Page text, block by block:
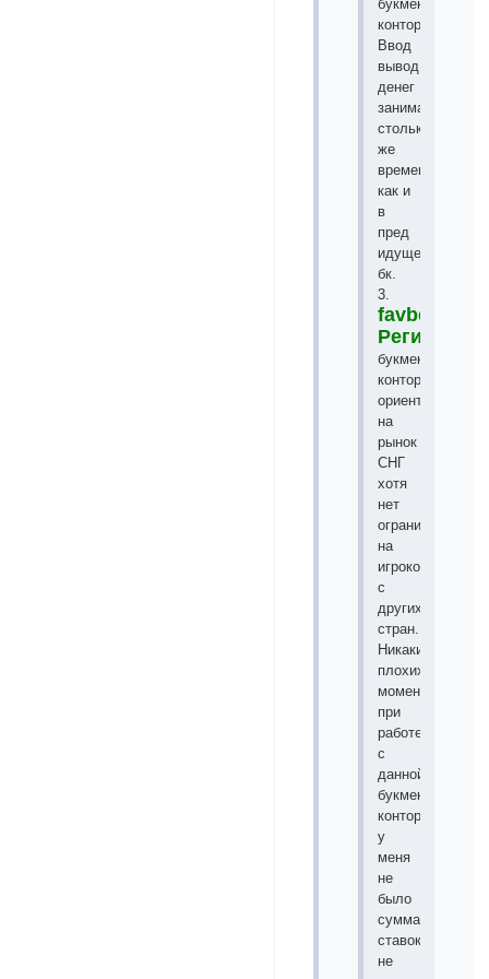
букмекерской
конторе.
Ввод
вывод
денег
занимает
столько
же
времени
как и
в
пред
идущей
бк.
3.
favbet.com
букмекерская
контора
ориентирована
на
рынок
СНГ
хотя
нет
ограничений
на
игроков
с
других
стран.
Никаких
плохих
моментов
при
работе
с
данной
букмекерской
конторой
у
меня
не
было
сумма
ставок
не